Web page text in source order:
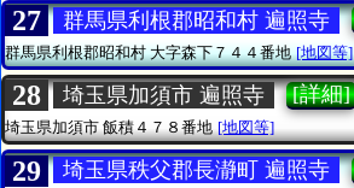
27 群馬県利根郡昭和村 遍照寺
群馬県利根郡昭和村大字森下７４４番地 [地図等]
28 埼玉県加須市 遍照寺 [詳細]
埼玉県加須市飯積４７８番地 [地図等]
29 埼玉県秩父郡長瀞町 遍照寺